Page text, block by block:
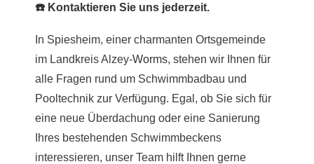
☎️ Kontaktieren Sie uns jederzeit.
In Spiesheim, einer charmanten Ortsgemeinde
im Landkreis Alzey-Worms, stehen wir Ihnen für
alle Fragen rund um Schwimmbadbau und
Pooltechnik zur Verfügung. Egal, ob Sie sich für
eine neue Überdachung oder eine Sanierung
Ihres bestehenden Schwimmbeckens
interessieren, unser Team hilft Ihnen gerne